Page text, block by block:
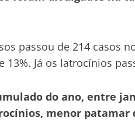
passou de 214 casos
Já os latrocínios
do ano, entre
menor patamar